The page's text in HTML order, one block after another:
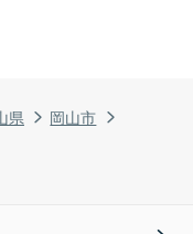
県
岡山市